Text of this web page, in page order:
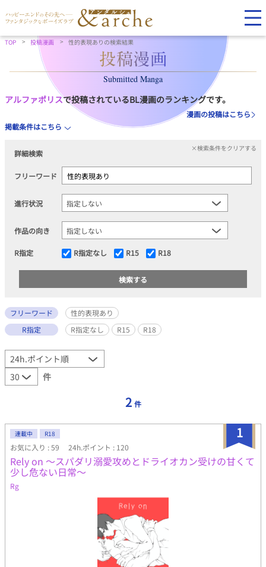
TOP 投稿漫画 性的表現ありの検索結果
Submitted Manga
アルファポリスで投稿されているBL漫画のランキングです。
漫画の投稿はこちら
掲載条件はこちら
詳細検索
×検索条件をクリアする
フリーワード
進行状況
作品の向き
R指定 R指定なし R15 R18
フリーワード
性的表現あり
R指定
R指定なし R15 R18
件
2 件
1
連載中 R18
お気に入り : 59 24h.ポイント : 120
Rely on 〜スパダリ溺愛攻めとドライオカン受けの甘くて
少し危ない日常〜
Rg